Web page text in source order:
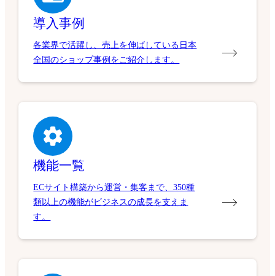
導入事例
各業界で活躍し、売上を伸ばしている日本
全国のショップ事例をご紹介します。
機能一覧
ECサイト構築から運営・集客まで、350種
類以上の機能がビジネスの成長を支えま
す。